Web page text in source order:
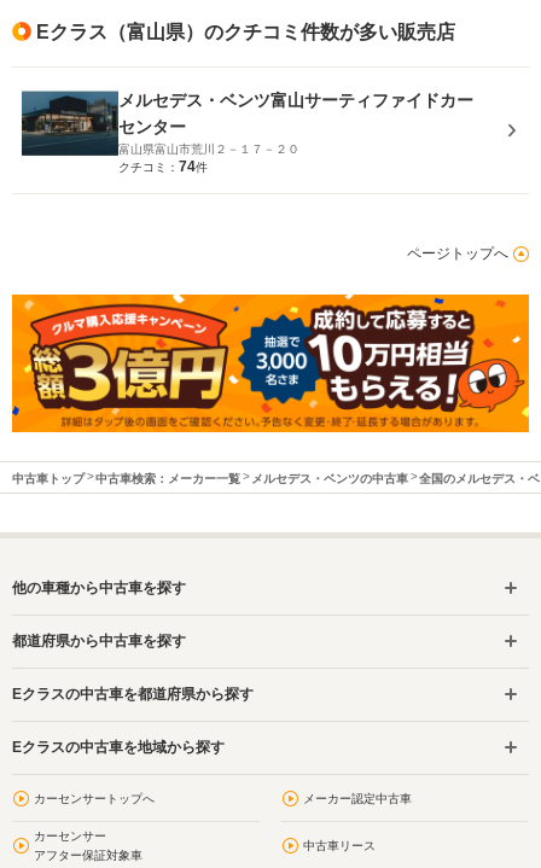
Eクラス（富山県）のクチコミ件数が多い販売店
メルセデス・ベンツ富山サーティファイドカー
センター
富山県富山市荒川２－１７－２０
クチコミ： 74件
ページトップへ
中古車トップ 中古車検索：メーカー一覧 メルセデス・ベンツの中古車 全国のメルセデス・
他の車種から中古車を探す
都道府県から中古車を探す
Eクラスの中古車を都道府県から探す
Eクラスの中古車を地域から探す
カーセンサートップへ メーカー認定中古車
カーセンサー
アフター保証対象車
中古車リース